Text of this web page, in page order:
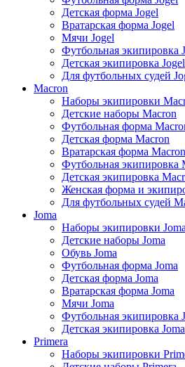
Детская форма Jogel
Вратарская форма Jogel
Мячи Jogel
Футбольная экипировка
Детская экипировка Jogel
Для футбольных судей
Macron
Наборы экипировки
Детские наборы Macron
Футбольная форма
Детская форма Macron
Вратарская форма Macron
Футбольная экипировка
Детская экипировка
Женская форма и
Для футбольных судей
Joma
Наборы экипировки Joma
Детские наборы Joma
Обувь Joma
Футбольная форма Joma
Детская форма Joma
Вратарская форма Joma
Мячи Joma
Футбольная экипировка
Детская экипировка Joma
Primera
Наборы экипировки